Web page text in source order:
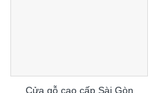
Cửa gỗ cao cấp Sài Gòn